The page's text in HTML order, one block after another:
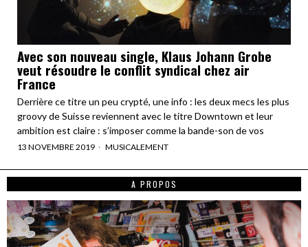
Avec son nouveau single, Klaus Johann Grobe
veut résoudre le conflit syndical chez air
France
Derrière ce titre un peu crypté, une info : les deux mecs les plus
groovy de Suisse reviennent avec le titre Downtown et leur
ambition est claire : s’imposer comme la bande-son de vos
13 NOVEMBRE 2019 MUSICALEMENT
A PROPOS